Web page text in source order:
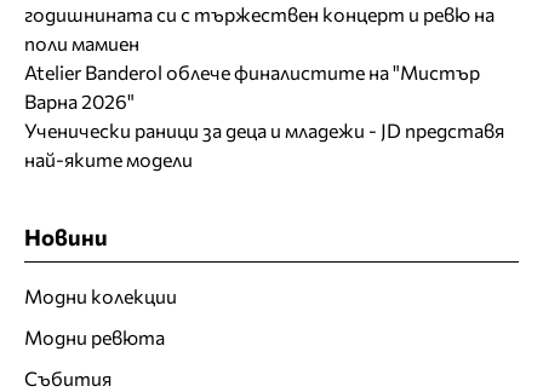
годишнината си с тържествен концерт и ревю на
поли мамиен
Atelier Banderol облече финалистите на "Мистър
Варна 2026"
Ученически раници за деца и младежи - JD представя
най-яките модели
Новини
Модни колекции
Модни ревюта
Събития